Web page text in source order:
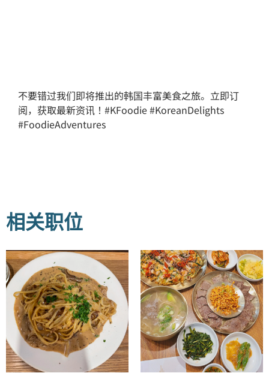
不要错过我们即将推出的韩国丰富美食之旅。立即订
阅，获取最新资讯！#KFoodie #KoreanDelights
#FoodieAdventures
相关职位